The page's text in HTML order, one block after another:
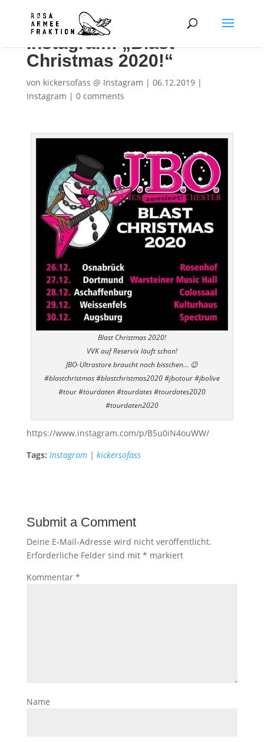
Instagram: „Blast
Christmas 2020!“
von kickersofass @ Instagram | 06.12.2019|
Instagram | 0 comments
Blast Christmas 2020!
VVK auf Reservix läuft schon!
JBO-Ultrastore braucht noch bisschen… 😉
#blastchristmas #blastchristmas2020 #jbotour #jbolive
#tour #tourdaten #tourdates #tourdates2020
#tourdaten2020
https://www.instagram.com/p/B5u0iN4ouWW/
Tags: Instagram| kickersofass
Submit a Comment
Deine E-Mail-Adresse wird nicht veröffentlicht.
Erforderliche Felder sind mit * markiert
Kommentar *
Name